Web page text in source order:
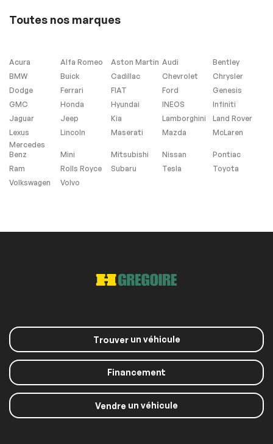
Volant ajustable
Sécurité
Antipatinage
Freins ABS
Phares anti-
brouillard
Extra
Détecteur de pluie
Sièges Chauffants
Panneaux de toit
Toit panoramique
Toutes nos marques
Acura Alfa Romeo Aston Martin Audi
Bentley
BMW
Buick Cadillac Chevrolet
Chrysler
Dodge
Ferrari FIAT Ford
Genesis
GMC
Honda Hyundai INEOS
Infiniti
Jaguar
Jeep Kia Lamborghini
Land Rover
Lexus
Lincoln Maserati Mazda
McLaren
Mercedes
Benz
Mini Mitsubishi Nissan
Pontiac
Ram
Rolls Royce Subaru Tesla
Toyota
Volkswagen
Volvo
Trouverun véhicule
Financement
Vendre un véhicule